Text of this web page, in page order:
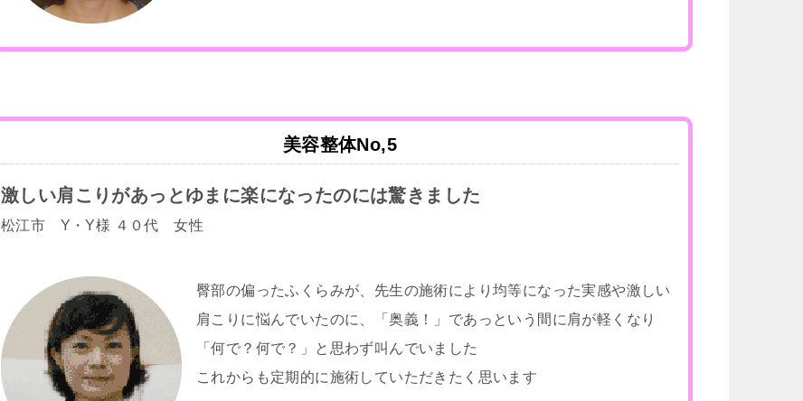
美容整体No,5
激しい肩こりがあっとゆまに楽になったのには驚きました
松江市 Y・Y様 ４０代 女性
臀部の偏ったふくらみが、先生の施術により均等になった実感や激しい
肩こりに悩んでいたのに、「奥義！」であっという間に肩が軽くなり
「何で？何で？」と思わず叫んでいました
これからも定期的に施術していただきたく思います